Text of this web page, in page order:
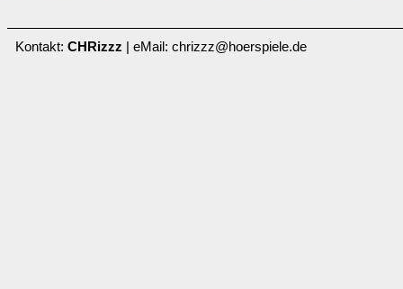
Kontakt: CHRizzz | eMail: chrizzz@hoerspiele.de